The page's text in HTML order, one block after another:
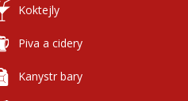
Koktejly
Piva a cidery
Kanystr bary